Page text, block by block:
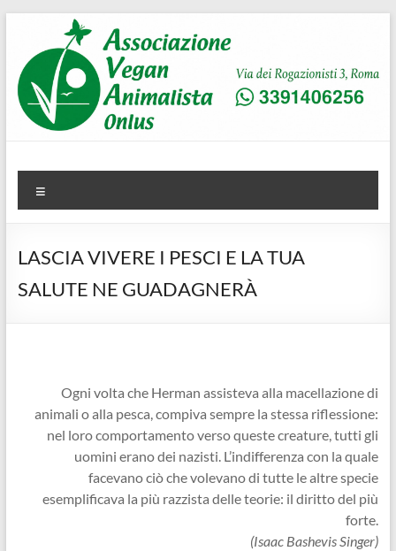
contenuto
AVA
Associazione Vegan Animalista
LASCIA VIVERE I PESCI E LA TUA
SALUTE NE GUADAGNERÀ
Ogni volta che Herman assisteva alla macellazione di
animali o alla pesca, compiva sempre la stessa riflessione:
nel loro comportamento verso queste creature, tutti gli
uomini erano dei nazisti. L’indifferenza con la quale
facevano ciò che volevano di tutte le altre specie
esemplificava la più razzista delle teorie: il diritto del più
forte.
(Isaac Bashevis Singer)